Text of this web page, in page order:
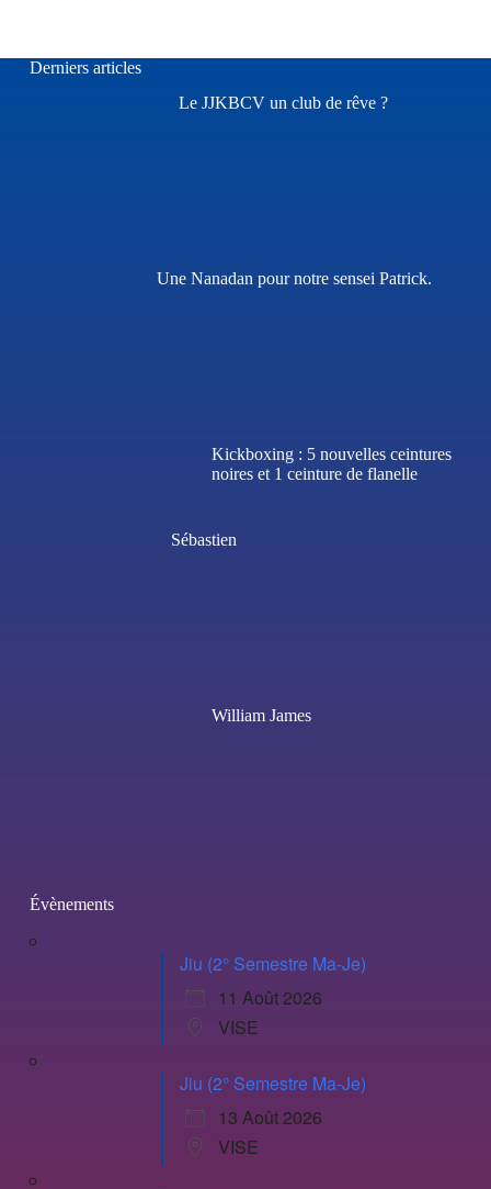
Derniers articles
Le JJKBCV un club de rêve ?
Une Nanadan pour notre sensei Patrick.
Kickboxing : 5 nouvelles ceintures
noires et 1 ceinture de flanelle
Sébastien
William James
Évènements
Jiu (2° Semestre Ma-Je)
11 Août 2026
VISE
Jiu (2° Semestre Ma-Je)
13 Août 2026
VISE